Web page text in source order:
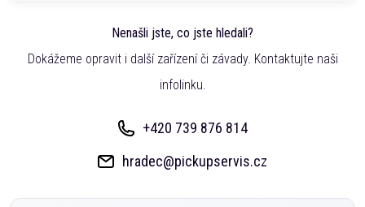
Nenašli jste, co jste hledali?
Dokážeme opravit i další zařízení či závady. Kontaktujte naši
infolinku.
+420 739 876 814
hradec@pickupservis.cz